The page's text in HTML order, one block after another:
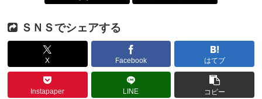
ＳＮＳでシェアする
X Facebook はてブ
Instapaper LINE コピー